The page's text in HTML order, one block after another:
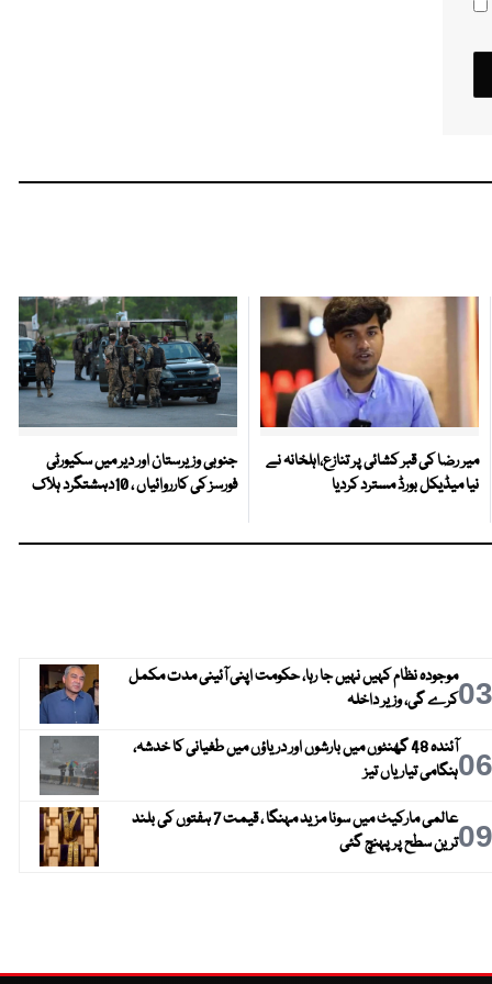
میر رضا کی قبر کشائی پر تنازع،اہلخانہ نے
نیا میڈیکل بورڈ مسترد کردیا
جنوبی وزیرستان اور دیر میں سکیورٹی
فورسز کی کارروائیاں ، 10دہشتگرد ہلاک
03موجودہ نظام کہیں نہیں جا رہا، حکومت اپنی آئینی مدت مکمل
کرے گی، وزیر داخلہ
06
آئندہ 48 گھنٹوں میں بارشوں اور دریاؤں میں طغیانی کا خدشہ،
ہنگامی تیاریاں تیز
09
عالمی مارکیٹ میں سونا مزید مہنگا ، قیمت 7 ہفتوں کی بلند
ترین سطح پر پہنچ گئی